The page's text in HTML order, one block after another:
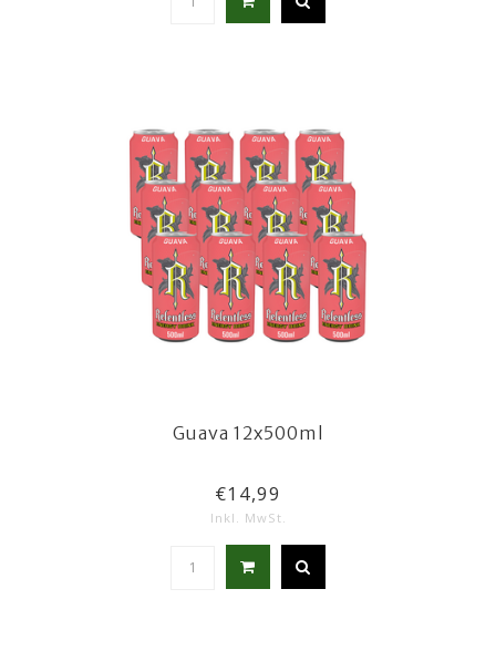
Guava 12x500ml
€14,99
Inkl. MwSt.